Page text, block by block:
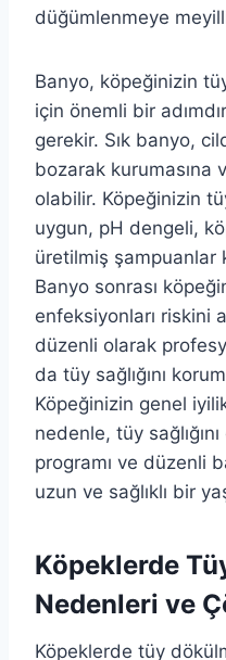
düğümlenmeye
Banyo, köpeğinizin
için önemli bir
gerekir. Sık banyo,
bozarak kurumasına
olabilir. Köpeğinizin
uygun, pH dengeli,
üretilmiş şampuanlar
Banyo sonrası
enfeksiyonları riskini
düzenli olarak
da tüy sağlığını
Köpeğinizin genel
nedenle, tüy
programı ve düzenli
uzun ve sağlıklı bir
Köpeklerde
Nedenleri ve
Köpeklerde tüy